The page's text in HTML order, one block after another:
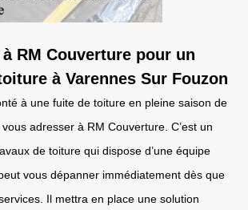
RM Couverture pour un
à Varennes Sur Fouzon
à une fuite de toiture en pleine saison de
adresser à RM Couverture. C’est un
de toiture qui dispose d’une équipe
vous dépanner immédiatement dès que
Il mettra en place une solution